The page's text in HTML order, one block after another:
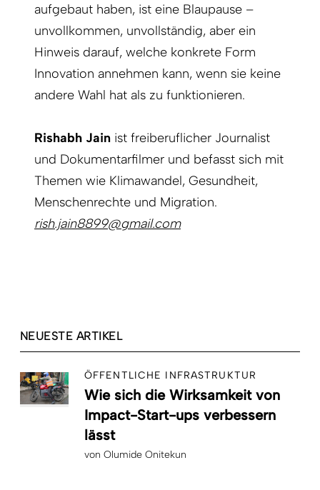
aufgebaut haben, ist eine Blaupause –
unvollkommen, unvollständig, aber ein
Hinweis darauf, welche konkrete Form
Innovation annehmen kann, wenn sie keine
andere Wahl hat als zu funktionieren.
Rishabh Jain ist freiberuflicher Journalist
und Dokumentarfilmer und befasst sich mit
Themen wie Klimawandel, Gesundheit,
Menschenrechte und Migration.
rish.jain8899@gmail.com
NEUESTE ARTIKEL
ÖFFENTLICHE INFRASTRUKTUR
Wie sich die Wirksamkeit von
Impact-Start-ups verbessern
lässt
von Olumide Onitekun